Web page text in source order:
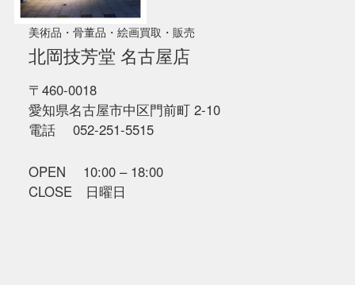
美術品・骨董品・絵画買取・販売
北岡技芳堂 名古屋店
〒460-0018
愛知県名古屋市中区門前町 2-10
電話 052-251-5515
OPEN 10:00 – 18:00
CLOSE 日曜日